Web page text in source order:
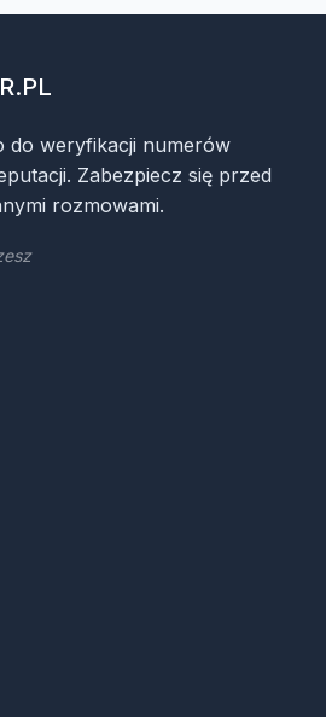
do weryfikacji numerów
Zabezpiecz się przed
rozmowami.